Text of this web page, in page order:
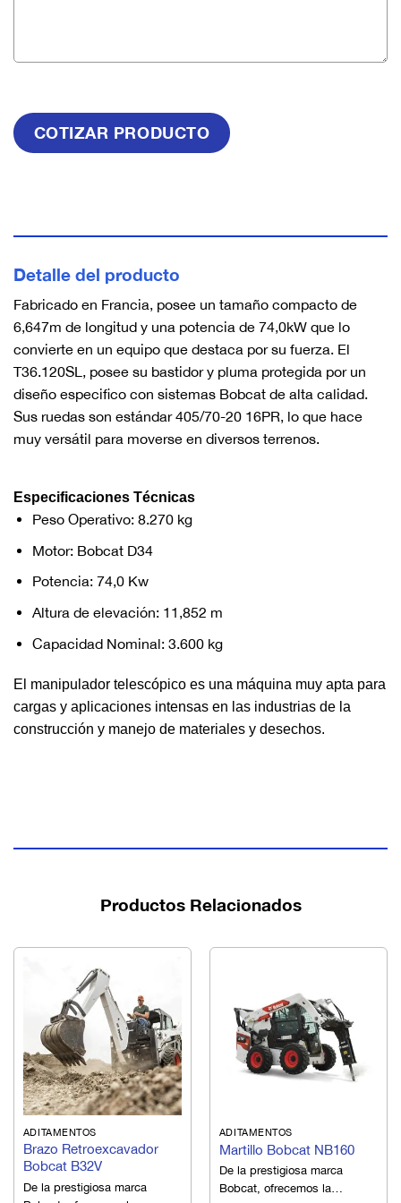
Detalle del producto
Fabricado en Francia, posee un tamaño compacto de
6,647m de longitud y una potencia de 74,0kW que lo
convierte en un equipo que destaca por su fuerza. El
T36.120SL, posee su bastidor y pluma protegida por un
diseño especifico con sistemas Bobcat de alta calidad.
Sus ruedas son estándar 405/70-20 16PR, lo que hace
muy versátil para moverse en diversos terrenos.
Especificaciones Técnicas
Peso Operativo: 8.270 kg
Motor: Bobcat D34
Potencia: 74,0 Kw
Altura de elevación: 11,852 m
Capacidad Nominal: 3.600 kg
El manipulador telescópico es una máquina muy apta para
cargas y aplicaciones intensas en las industrias de la
construcción y manejo de materiales y desechos.
Productos Relacionados
ADITAMENTOS
Brazo Retroexcavador
Bobcat B32V
De la prestigiosa marca
ADITAMENTOS
Martillo Bobcat NB160
De la prestigiosa marca
Bobcat, ofrecemos la